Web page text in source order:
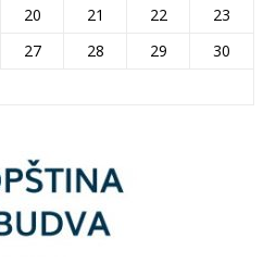
20 21 22
23
27 28 29
30